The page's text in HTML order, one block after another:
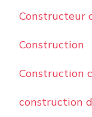
Constructeur
Construction
Construction
construction